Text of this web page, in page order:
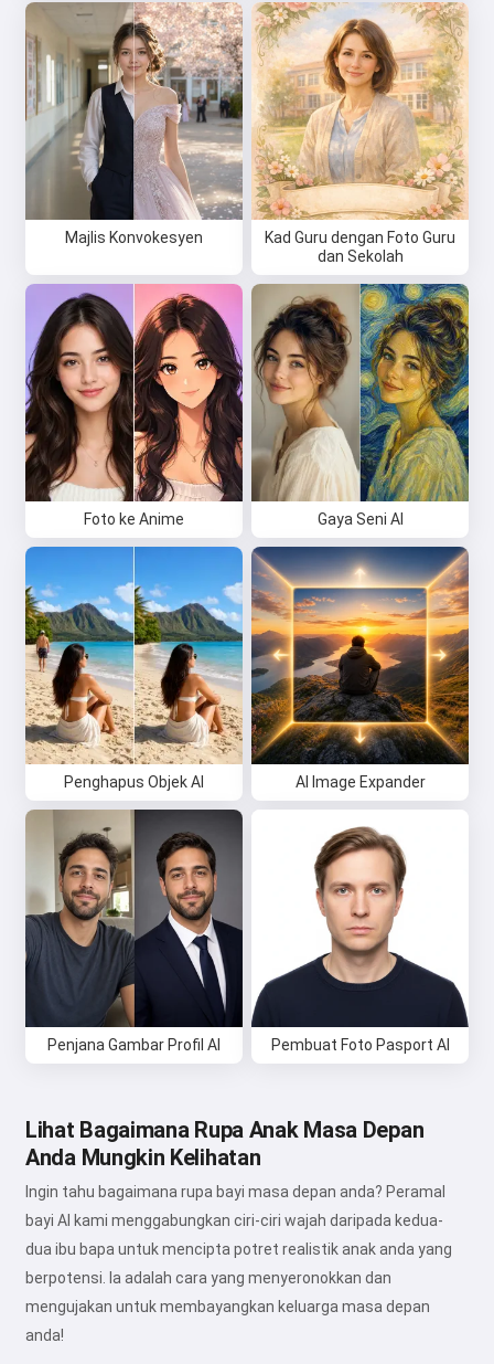
Majlis Konvokesyen
Kad Guru dengan Foto Guru
dan Sekolah
Foto ke Anime Gaya Seni AI
Penghapus Objek AI AI Image Expander
Penjana Gambar Profil AI Pembuat Foto Pasport AI
Lihat Bagaimana Rupa Anak Masa Depan
Anda Mungkin Kelihatan
Ingin tahu bagaimana rupa bayi masa depan anda? Peramal
bayi AI kami menggabungkan ciri-ciri wajah daripada kedua-
dua ibu bapa untuk mencipta potret realistik anak anda yang
berpotensi. Ia adalah cara yang menyeronokkan dan
mengujakan untuk membayangkan keluarga masa depan
anda!